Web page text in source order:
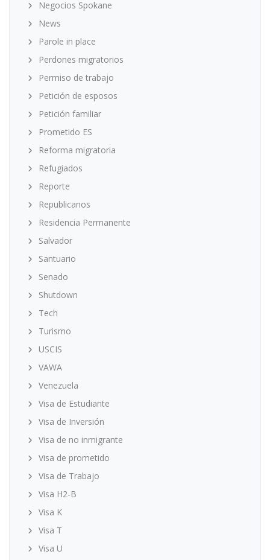
Negocios Spokane
News
Parole in place
Perdones migratorios
Permiso de trabajo
Petición de esposos
Petición familiar
Prometido ES
Reforma migratoria
Refugiados
Reporte
Republicanos
Residencia Permanente
Salvador
Santuario
Senado
Shutdown
Tech
Turismo
USCIS
VAWA
Venezuela
Visa de Estudiante
Visa de Inversión
Visa de no inmigrante
Visa de prometido
Visa de Trabajo
Visa H2-B
Visa K
Visa T
Visa U